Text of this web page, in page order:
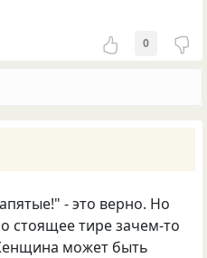
0
- это верно. Но
стоящее тире зачем-то
может быть